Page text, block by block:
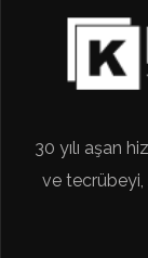
30 yılı aşan
ve tecrübeyi,